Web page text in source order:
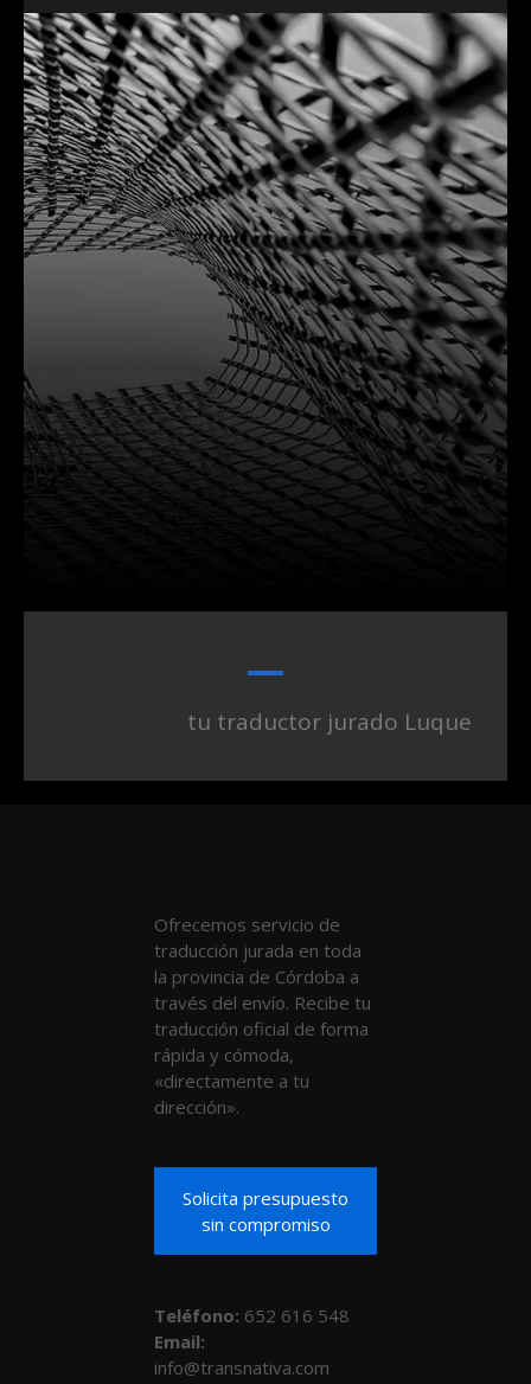
tu traductor jurado Luque
Ofrecemos servicio de
traducción jurada en toda
la provincia de Córdoba a
través del envío. Recibe tu
traducción oficial de forma
rápida y cómoda,
«directamente a tu
dirección».
Solicita presupuesto
sin compromiso
Teléfono: 652 616 548
Email:
info@transnativa.com